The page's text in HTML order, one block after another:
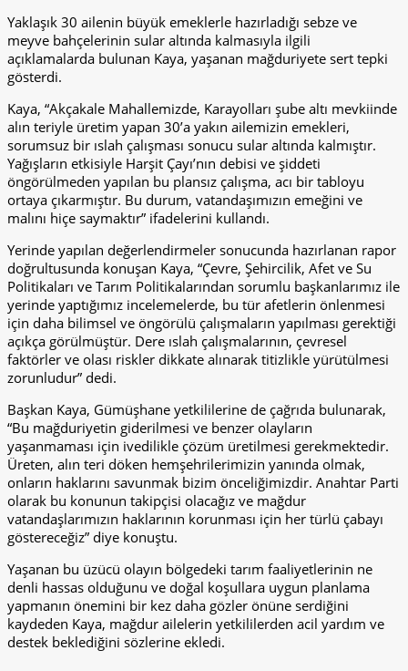
Yaklaşık 30 ailenin büyük emeklerle hazırladığı sebze ve
meyve bahçelerinin sular altında kalmasıyla ilgili
açıklamalarda bulunan Kaya, yaşanan mağduriyete sert tepki
gösterdi.
Kaya, “Akçakale Mahallemizde, Karayolları şube altı mevkiinde
alın teriyle üretim yapan 30’a yakın ailemizin emekleri,
sorumsuz bir ıslah çalışması sonucu sular altında kalmıştır.
Yağışların etkisiyle Harşit Çayı’nın debisi ve şiddeti
öngörülmeden yapılan bu plansız çalışma, acı bir tabloyu
ortaya çıkarmıştır. Bu durum, vatandaşımızın emeğini ve
malını hiçe saymaktır” ifadelerini kullandı.
Yerinde yapılan değerlendirmeler sonucunda hazırlanan rapor
doğrultusunda konuşan Kaya, “Çevre, Şehircilik, Afet ve Su
Politikaları ve Tarım Politikalarından sorumlu başkanlarımız ile
yerinde yaptığımız incelemelerde, bu tür afetlerin önlenmesi
için daha bilimsel ve öngörülü çalışmaların yapılması gerektiği
açıkça görülmüştür. Dere ıslah çalışmalarının, çevresel
faktörler ve olası riskler dikkate alınarak titizlikle yürütülmesi
zorunludur” dedi.
Başkan Kaya, Gümüşhane yetkililerine de çağrıda bulunarak,
“Bu mağduriyetin giderilmesi ve benzer olayların
yaşanmaması için ivedilikle çözüm üretilmesi gerekmektedir.
Üreten, alın teri döken hemşehrilerimizin yanında olmak,
onların haklarını savunmak bizim önceliğimizdir. Anahtar Parti
olarak bu konunun takipçisi olacağız ve mağdur
vatandaşlarımızın haklarının korunması için her türlü çabayı
göstereceğiz” diye konuştu.
Yaşanan bu üzücü olayın bölgedeki tarım faaliyetlerinin ne
denli hassas olduğunu ve doğal koşullara uygun planlama
yapmanın önemini bir kez daha gözler önüne serdiğini
kaydeden Kaya, mağdur ailelerin yetkililerden acil yardım ve
destek beklediğini sözlerine ekledi.